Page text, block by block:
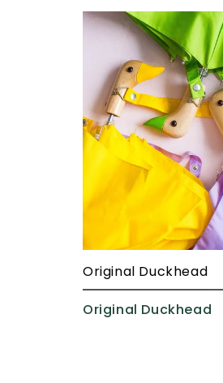
Original Duckhead
Original Duckhead